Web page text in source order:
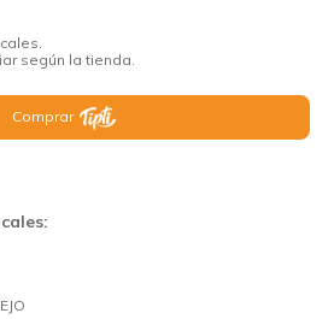
según la tienda.
Comprar